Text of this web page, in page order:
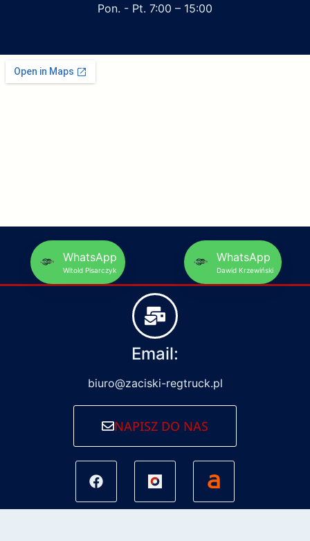
Pon. - Pt. 7:00 – 15:00
WhatsApp
Witold Pisarczyk
WhatsApp
Dawid Krzewiński
Email:
biuro@zaciski-regtruck.pl
NAPISZ DO NAS